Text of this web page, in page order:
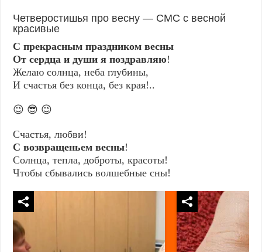
Четверостишья про весну — СМС с весной
красивые
С прекрасным праздником весны
От сердца и души я поздравляю!
Желаю солнца, неба глубины,
И счастья без конца, без края!..
😉 😎 😉
Счастья, любви!
С возвращеньем весны!
Солнца, тепла, доброты, красоты!
Чтобы сбывались волшебные сны!